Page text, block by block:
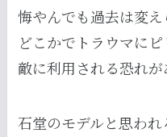
悔やんでも過去は変え
どこかでトラウマにピ
敵に利用される恐れが
石堂のモデルと思われ